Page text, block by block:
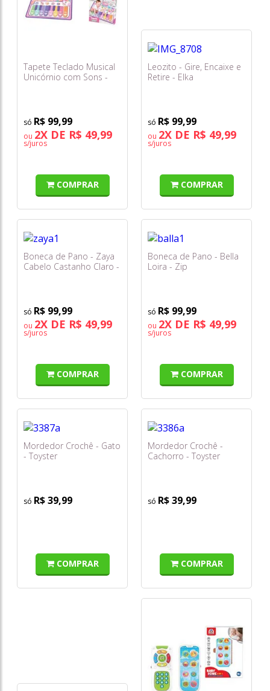
Tapete Teclado Musical
Unicórnio com Sons -
R$ 99,99
ou 2X DE R$ 49,99
s/juros
COMPRAR
Leozito - Gire, Encaixe e
Retire - Elka
R$ 99,99
ou 2X DE R$ 49,99
s/juros
COMPRAR
Boneca de Pano - Zaya
Cabelo Castanho Claro -
R$ 99,99
ou 2X DE R$ 49,99
s/juros
COMPRAR
Boneca de Pano - Bella
Loira - Zip
R$ 99,99
ou 2X DE R$ 49,99
s/juros
COMPRAR
Mordedor Crochê - Gato
- Toyster
R$ 39,99
COMPRAR
Mordedor Crochê -
Cachorro - Toyster
R$ 39,99
COMPRAR